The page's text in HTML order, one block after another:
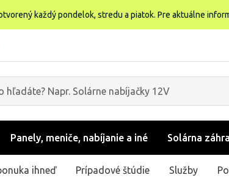
každý pondelok, stredu a piatok. Pre aktuálne
Panely, meniče, nabíjanie a iné Solárna
ihneď Prípadové štúdie Služby